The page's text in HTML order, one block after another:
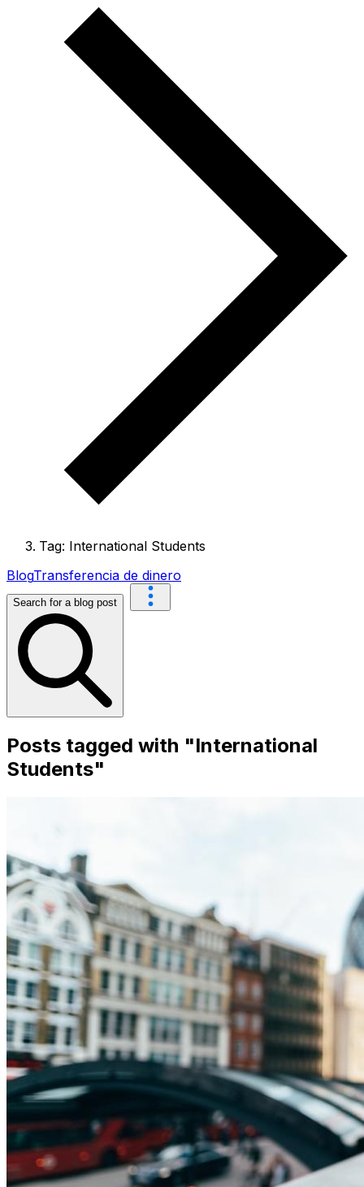
Tag: International Students
BlogTransferencia de dinero
Search for a blog post
Posts tagged with "International
Students"